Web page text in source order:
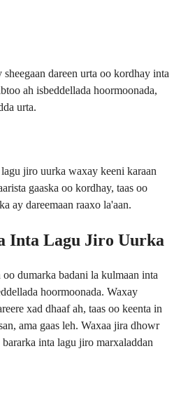
dareen urta oo kordhay inta
ah isbeddellada hoormoonada,
urta.
jiro uurka waxay keeni karaan
gaaska oo kordhay, taas oo
ay dareemaan raaxo la'aan.
Inta Lagu Jiro Uurka
dumarka badani la kulmaan inta
hoormoonada. Waxay
xad dhaaf ah, taas oo keenta in
ama gaas leh. Waxaa jira dhowr
inta lagu jiro marxaladdan